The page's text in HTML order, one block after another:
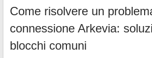
Come risolvere un
connessione Arkevia:
blocchi comuni